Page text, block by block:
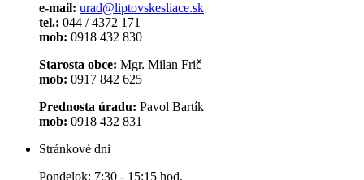
e-mail: urad@liptovskesliace.sk
tel.: 044 / 4372 171
mob: 0918 432 830
Starosta obce: Mgr. Milan Frič
mob: 0917 842 625
Prednosta úradu: Pavol Bartík
mob: 0918 432 831
Stránkové dni
Pondelok: 7:30 - 15:15 hod.